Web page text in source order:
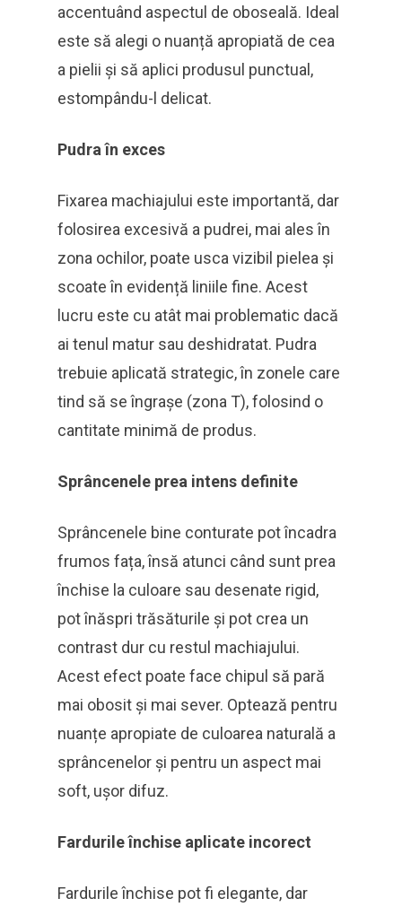
accentuând aspectul de oboseală. Ideal
este să alegi o nuanță apropiată de cea
a pielii și să aplici produsul punctual,
estompându-l delicat.
Pudra în exces
Fixarea machiajului este importantă, dar
folosirea excesivă a pudrei, mai ales în
zona ochilor, poate usca vizibil pielea și
scoate în evidență liniile fine. Acest
lucru este cu atât mai problematic dacă
ai tenul matur sau deshidratat. Pudra
trebuie aplicată strategic, în zonele care
tind să se îngrașe (zona T), folosind o
cantitate minimă de produs.
Sprâncenele prea intens definite
Sprâncenele bine conturate pot încadra
frumos fața, însă atunci când sunt prea
închise la culoare sau desenate rigid,
pot înăspri trăsăturile și pot crea un
contrast dur cu restul machiajului.
Acest efect poate face chipul să pară
mai obosit și mai sever. Optează pentru
nuanțe apropiate de culoarea naturală a
sprâncenelor și pentru un aspect mai
soft, ușor difuz.
Fardurile închise aplicate incorect
Fardurile închise pot fi elegante, dar